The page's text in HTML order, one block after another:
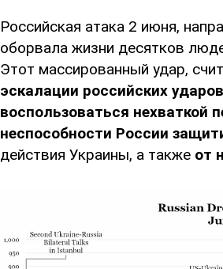
Российская атака 2 июня,
оборвала жизни десятков
Этот массированный удар,
эскалации российских
воспользоваться нехваткой
неспособности России
действия Украины, а также от